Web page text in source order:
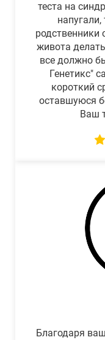
теста на
родственники
живота
все должно
Генетикс"
короткий
оставшуюся
Ваш
Благодаря